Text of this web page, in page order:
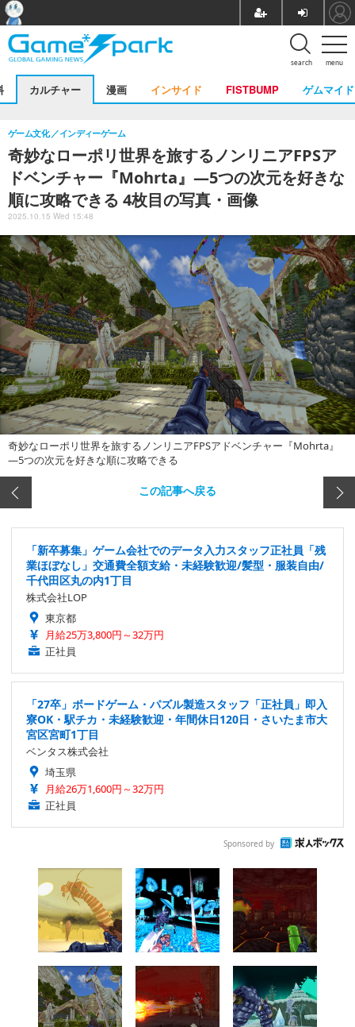
menu
search
カルチャー 漫画 インサイド FISTBUMP ゲムマイド
奇妙なローポリ世界を旅するノンリニアFPSア
ドベンチャー『Mohrta』―5つの次元を好きな
順に攻略できる 4枚目の写真・画像
ゲーム文化 インディーゲーム
2025.10.15 Wed 15:48
奇妙なローポリ世界を旅するノンリニアFPSアドベンチャー『Mohrta』
―5つの次元を好きな順に攻略できる
この記事へ戻る
「新卒募集」ゲーム会社でのデータ入力スタッフ正社員「残
業ほぼなし」交通費全額支給・未経験歓迎/髪型・服装自由/
千代田区丸の内1丁目
株式会社LOP
東京都
月給25万3,800円～32万円
正社員
「27卒」ボードゲーム・パズル製造スタッフ「正社員」即入
寮OK・駅チカ・未経験歓迎・年間休日120日・さいたま市大
宮区宮町1丁目
ベンタス株式会社
埼玉県
月給26万1,600円～32万円
正社員
Sponsored by